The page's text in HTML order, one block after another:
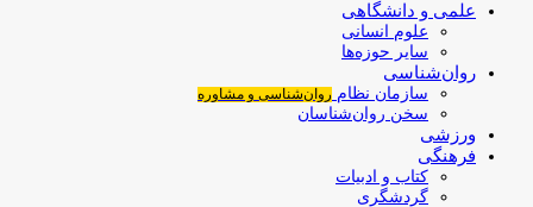
علمی و دانشگاهی
علوم انسانی
سایر حوزه‌ها
روان‌شناسی
سازمان نظام روان‌شناسی و مشاوره
سخن روان‌شناسان
ورزشی
فرهنگی
کتاب و ادبیات
گردشگری